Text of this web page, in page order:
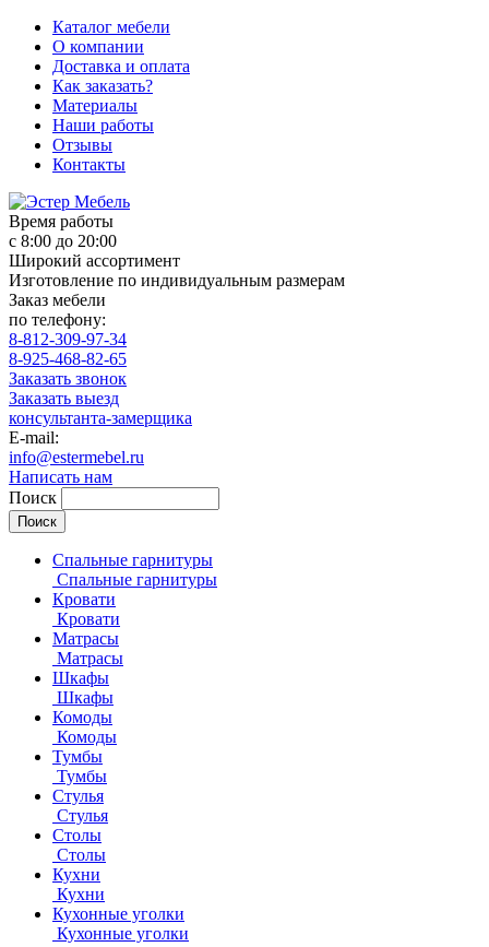
Каталог мебели
О компании
Доставка и оплата
Как заказать?
Материалы
Наши работы
Отзывы
Контакты
Время работы
с 8:00 до 20:00
Широкий ассортимент
Изготовление по индивидуальным размерам
Заказ мебели
по телефону:
8-812-309-97-34
8-925-468-82-65
Заказать звонок
Заказать выезд
консультанта-замерщика
E-mail:
info@estermebel.ru
Написать нам
Поиск
Спальные гарнитуры
Спальные гарнитуры
Кровати
Кровати
Матрасы
Матрасы
Шкафы
Шкафы
Комоды
Комоды
Тумбы
Тумбы
Стулья
Стулья
Столы
Столы
Кухни
Кухни
Кухонные уголки
Кухонные уголки